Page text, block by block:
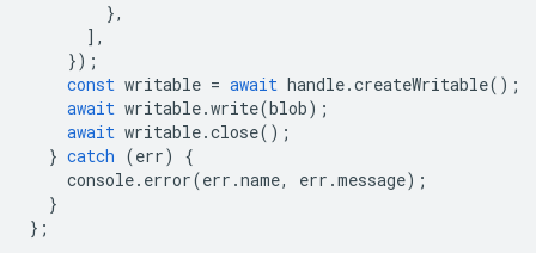
},
],
});
const writable = await handle.createWritable();
await writable.write(blob);
await writable.close();
} catch (err)
{
console. error(err .name, err .message);
}
};